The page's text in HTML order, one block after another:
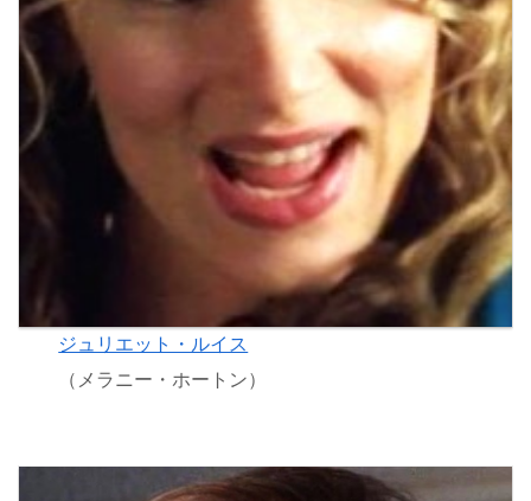
ジュリエット・ルイス
（メラニー・ホートン）